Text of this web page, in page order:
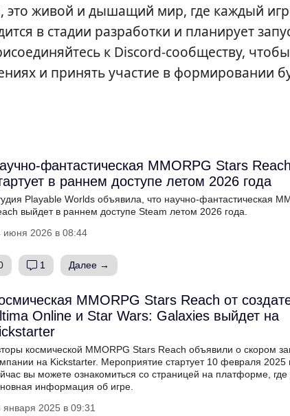
это живой и дышащий мир, где каждый
в стадии разработки и планирует
к Discord-сообществу, чтобы
и принять участие в формировании
фантастическая MMORPG Stars Reach
в раннем доступе летом 2026 года
Playable Worlds объявила, что научно-фантастическая
выйдет в раннем доступе Steam летом 2026 года.
июня 2026 в 08:44
1 Далее →
MMORPG Stars Reach от
Online и Star Wars: Galaxies выйдет на
космической MMORPG Stars Reach объявили о скором
на Kickstarter. Мероприятие стартует 10 февраля 2025
вы можете ознакомиться со страницей на платформе, где
информация об игре.
января 2025 в 09:31